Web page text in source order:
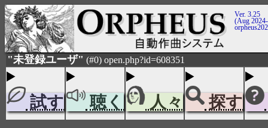
Ver. 3.25
(Aug
"未登録ユーザ" (#0) open.php?id=608351
試す 聴く 人々 探す